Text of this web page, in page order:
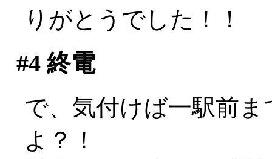
りがとうでした！！
#4終電
で、気付けば一駅前
よ？！